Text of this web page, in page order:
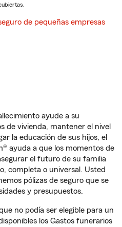
de pequeñas empresas
ayude a su
de vivienda, mantener el nivel
la educación de sus hijos, el
ayuda a que los momentos de
el futuro de su familia
completa o universal. Usted
pólizas de seguro que se
y presupuestos.
no podía ser elegible para un
los Gastos funerarios